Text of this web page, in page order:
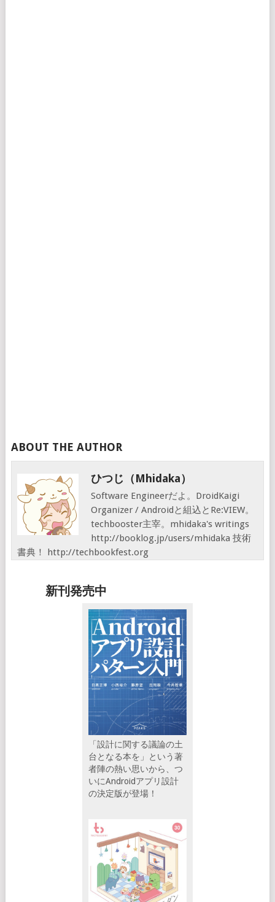
ABOUT THE AUTHOR
ひつじ（mhidaka）
Software Engineerだよ。DroidKaigi
Organizer / Androidと組込とRe:VIEW。
techbooster主宰。mhidaka's writings
http://booklog.jp/users/mhidaka 技術
書典！ http://techbookfest.org
新刊発売中
「設計に関する議論の土
台となる本を」という著
者陣の熱い思いから、つ
いにAndroidアプリ設計
の決定版が登場！